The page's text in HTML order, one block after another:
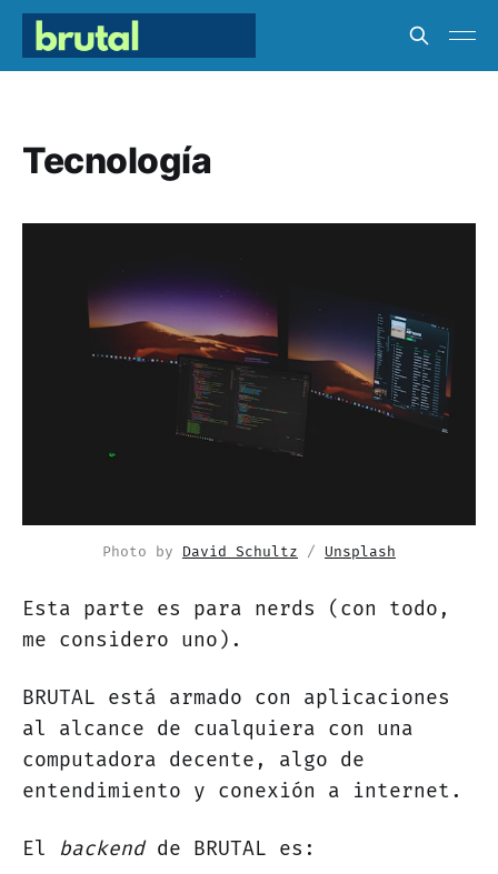
Tecnología
Photo by David Schultz / Unsplash
Esta parte es para nerds (con todo,
me considero uno).
BRUTAL está armado con aplicaciones
al alcance de cualquiera con una
computadora decente, algo de
entendimiento y conexión a internet.
El backend de BRUTAL es: